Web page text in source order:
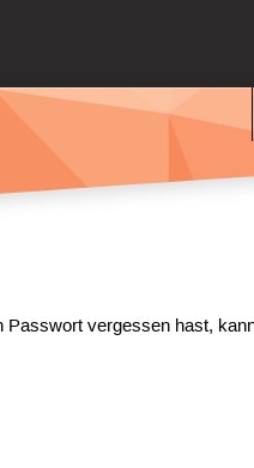
Passwort vergessen hast,